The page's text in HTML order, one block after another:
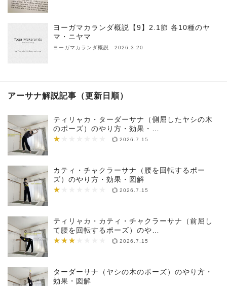
ヨーガマカランダ概説【9】2.1節 各10種のヤ
マ・ニヤマ
ヨーガマカランダ概説 2026.3.20
アーサナ解説記事（更新日順）
ティリャカ・ターダーサナ（側屈したヤシの木
のポーズ）のやり方・効果・…
★
★★★★★★★ 2026.7.15
カティ・チャクラーサナ（腰を回転するポー
ズ）のやり方・効果・図解
★
★★★★★★★ 2026.7.15
ティリャカ・カティ・チャクラーサナ（前屈し
て腰を回転するポーズ）のや…
★★★
★★★★★★★ 2026.7.15
ターダーサナ（ヤシの木のポーズ）のやり方・
効果・図解